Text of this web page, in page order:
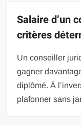
Salaire d’un
critères
Un conseiller
gagner
diplômé. À
plafonner sans